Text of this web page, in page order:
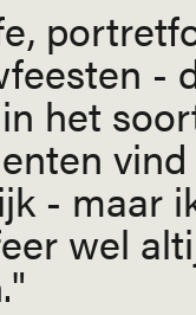
-
het
- maar
wel